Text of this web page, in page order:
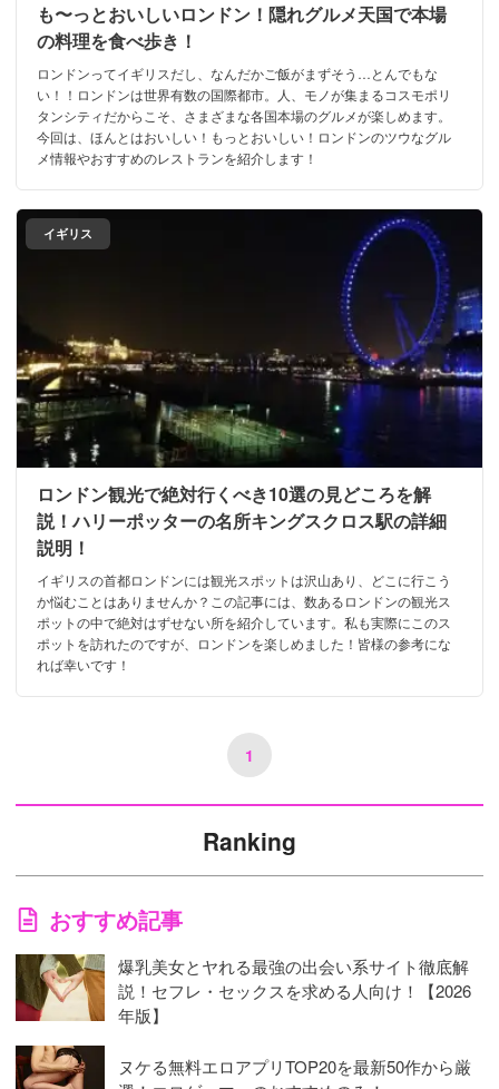
も〜っとおいしいロンドン！隠れグルメ天国で本場
の料理を食べ歩き！
ロンドンってイギリスだし、なんだかご飯がまずそう…とんでもな
い！！ロンドンは世界有数の国際都市。人、モノが集まるコスモポリ
タンシティだからこそ、さまざまな各国本場のグルメが楽しめます。
今回は、ほんとはおいしい！もっとおいしい！ロンドンのツウなグル
メ情報やおすすめのレストランを紹介します！
イギリス
ロンドン観光で絶対行くべき10選の見どころを解
説！ハリーポッターの名所キングスクロス駅の詳細
説明！
イギリスの首都ロンドンには観光スポットは沢山あり、どこに行こう
か悩むことはありませんか？この記事には、数あるロンドンの観光ス
ポットの中で絶対はずせない所を紹介しています。私も実際にこのス
ポットを訪れたのですが、ロンドンを楽しめました！皆様の参考にな
れば幸いです！
1
Ranking
おすすめ記事
爆乳美女とヤれる最強の出会い系サイト徹底解
説！セフレ・セックスを求める人向け！【2026
年版】
ヌケる無料エロアプリTOP20を最新50作から厳